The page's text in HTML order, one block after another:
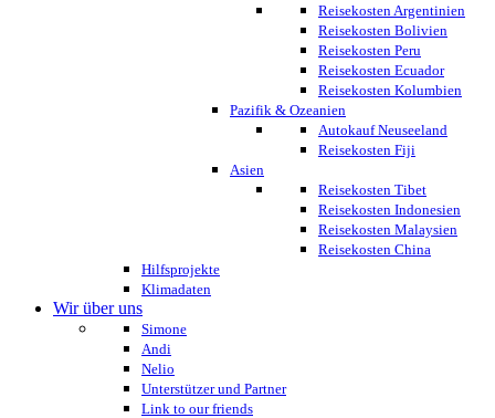
Reisekosten Argentinien
Reisekosten Bolivien
Reisekosten Peru
Reisekosten Ecuador
Reisekosten Kolumbien
Pazifik & Ozeanien
Autokauf Neuseeland
Reisekosten Fiji
Asien
Reisekosten Tibet
Reisekosten Indonesien
Reisekosten Malaysien
Reisekosten China
Hilfsprojekte
Klimadaten
Wir über uns
Simone
Andi
Nelio
Unterstützer und Partner
Link to our friends